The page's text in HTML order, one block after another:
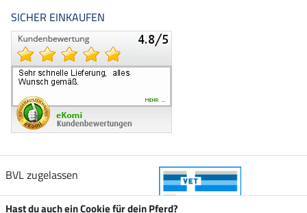
SICHER EINKAUFEN
BVL zugelassen
Hast du auch ein Cookie für dein Pferd?